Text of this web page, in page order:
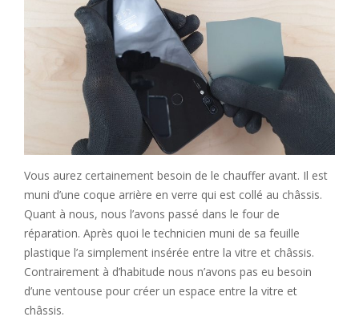
Vous aurez certainement besoin de le chauffer avant. Il est
muni d’une coque arrière en verre qui est collé au châssis.
Quant à nous, nous l’avons passé dans le four de
réparation. Après quoi le technicien muni de sa feuille
plastique l’a simplement insérée entre la vitre et châssis.
Contrairement à d’habitude nous n’avons pas eu besoin
d’une ventouse pour créer un espace entre la vitre et
châssis.